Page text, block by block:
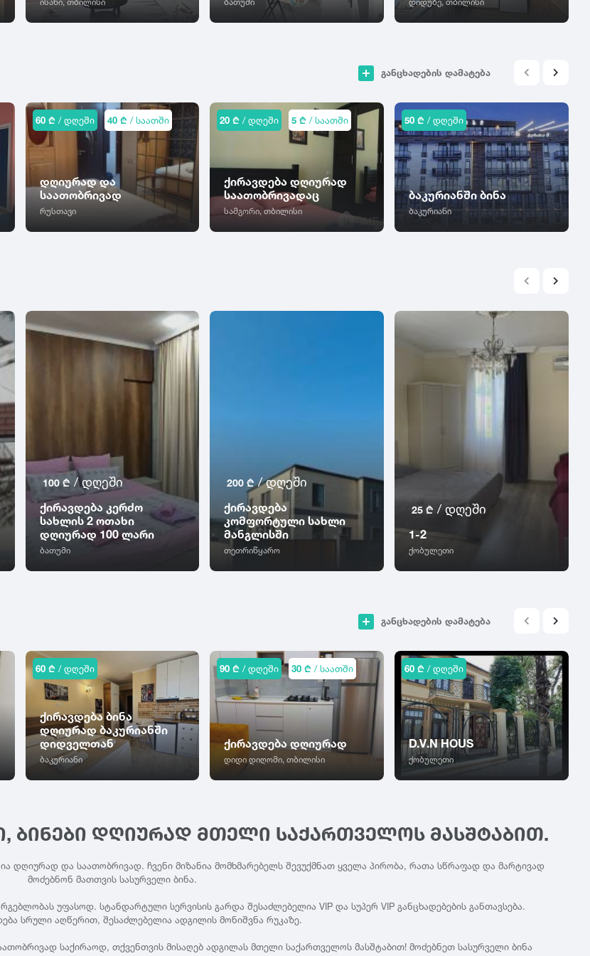
განცხადების დამატება
60 ₾ / დღეში 40 ₾ / საათში
დღიურად და
საათობრივად
რუსთავი
20 ₾ / დღეში 5 ₾ / საათში
ქირავდება დღიურად
საათობრივადაც
სამგორი, თბილისი
50 ₾ / დღეში
ბაკურიანში ბინა
ბაკურიანი
100 ₾ / დღეში
ქირავდება კერძო
სახლის 2 ოთახი
დღიურად 100 ლარი
ბათუმი
200 ₾/ დღეში
ქირავდება
კომფორტული სახლი
მანგლისში
თეთრიწყარო
25 ₾ / დღეში
1-2
ქობულეთი
განცხადების დამატება
60 ₾ / დღეში
ქირავდება ბინა
დღიურად ბაკურიანში
დიდველთან
ბაკურიანი
90 ₾ / დღეში 30 ₾ / საათში
ქირავდება დღიურად
დიდი დიღომი, თბილისი
60 ₾ / დღეში
D.V.N HOUS
ქობულეთი
ᲑᲘᲜᲔᲑᲘ ᲓᲦᲘᲣᲠᲐᲓ ᲛᲗᲔᲚᲘ ᲡᲐᲥᲐᲠᲗᲕᲔᲚᲝᲡ ᲛᲐᲡᲨᲢᲐᲑᲘᲗ.
დღიურად და საათობრივად. ჩვენი მიზანია მომხმარებელს შევუქმნათ ყველა პირობა, რათა სწრაფად და მარტივად
მოძებნონ მათთვის სასურველი ბინა.
უფასოდ. სტანდარტული სერვისის გარდა შესაძლებელია VIP და სუპერ VIP განცხადებების განთავსება.
სრული აღწერით, შესაძლებელია ადგილის მონიშვნა რუკაზე.
საქირაოდ, თქვენთვის მისაღებ ადგილას მთელი საქართველოს მასშტაბით! მოძებნეთ სასურველი ბინა